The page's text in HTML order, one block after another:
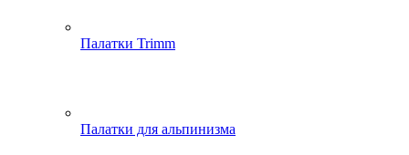
Палатки Trimm
Палатки для альпинизма